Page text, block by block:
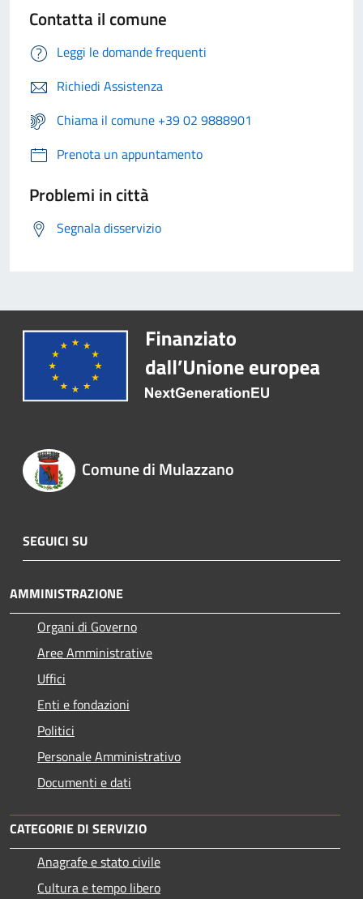
Contatta il comune
Leggi le domande frequenti
Richiedi Assistenza
Chiama il comune +39 02 9888901
Prenota un appuntamento
Problemi in città
Segnala disservizio
Comune di Mulazzano
SEGUICI SU
AMMINISTRAZIONE
Organi di Governo
Aree Amministrative
Uffici
Enti e fondazioni
Politici
Personale Amministrativo
Documenti e dati
CATEGORIE DI SERVIZIO
Anagrafe e stato civile
Cultura e tempo libero